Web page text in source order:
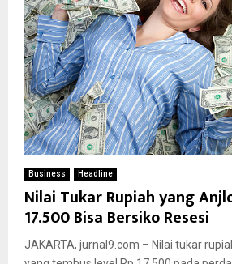
Business Headline
Nilai Tukar Rupiah yang
17.500 Bisa Bersiko Resesi
JAKARTA, jurnal9.com – Nilai tukar